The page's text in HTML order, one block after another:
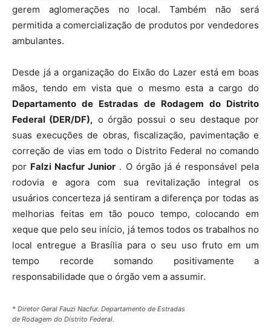
gerem aglomerações no local. Também não será
permitida a comercialização de produtos por vendedores
ambulantes.
Desde já a organização do Eixão do Lazer está em boas
mãos, tendo em vista que o mesmo esta a cargo do
Departamento de Estradas de Rodagem do Distrito
Federal (DER/DF), o órgão possui o seu destaque por
suas execuções de obras, fiscalização, pavimentação e
correção de vias em todo o Distrito Federal no comando
por Falzi Nacfur Junior . O órgão já é responsável pela
rodovia e agora com sua revitalização integral os
usuários concerteza já sentiram a diferença por todas as
melhorias feitas em tão pouco tempo, colocando em
xeque que pelo seu início, já temos todos os trabalhos no
local entregue a Brasília para o seu uso fruto em um
tempo recorde somando positivamente a
responsabilidade que o órgão vem a assumir.
* Diretor Geral Fauzi Nacfur. Departamento de Estradas
de Rodagem do Distrito Federal.